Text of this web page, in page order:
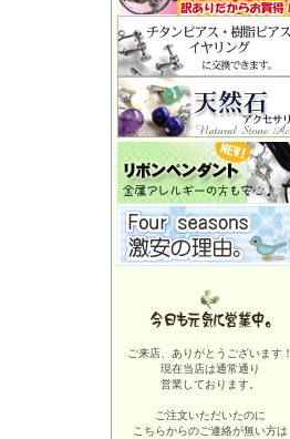
ご来店、ありがとうございます！
現在当店は通常通り
営業しております。
ご注文いただいたのに
こちらからのご連絡が無い方は